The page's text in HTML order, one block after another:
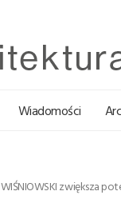
Wiadomości
WIŚNIOWSKI zwiększa